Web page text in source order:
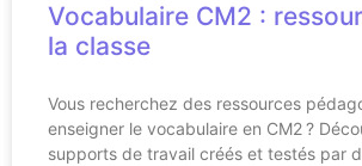
Vocabulaire CM2 :
la classe
Vous recherchez des ressources
enseigner le vocabulaire en CM2 ?
supports de travail créés et testés par